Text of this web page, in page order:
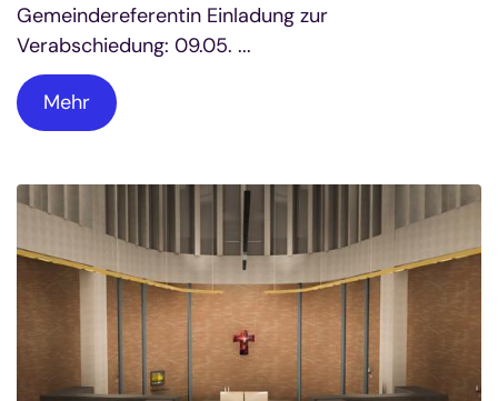
Gemeindereferentin Einladung zur
Verabschiedung: 09.05. ...
Mehr